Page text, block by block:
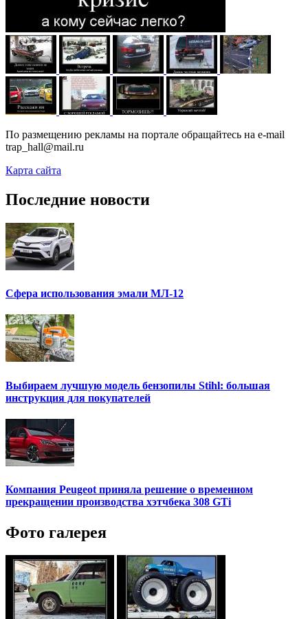
По размещению рекламы на портале обращайтесь на e-mail
trap_hall@mail.ru
Карта сайта
Последние новости
Сфера использования эмали МЛ-12
Выбираем лучшую модель бензопилы Stihl: большая
инструкция для покупателей
Компания Peugeot приняла решение о временном
прекращении производства хэтчбека 308 GTi
Фото галерея